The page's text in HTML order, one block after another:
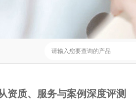
资质、服务与案例深度评测